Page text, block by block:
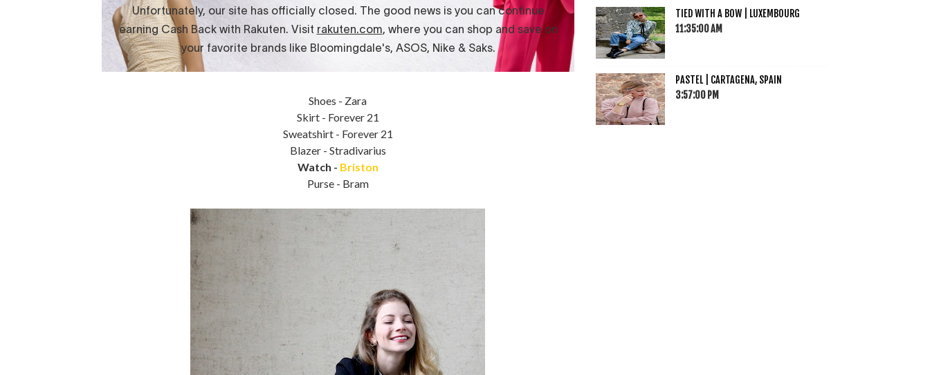
Shoes - Zara
Skirt - Forever 21
Sweatshirt - Forever 21
Blazer - Stradivarius
Watch - Briston
Purse - Bram
TIED WITH A BOW | LUXEMBOURG
11:35:00 AM
PASTEL | CARTAGENA, SPAIN
3:57:00 PM